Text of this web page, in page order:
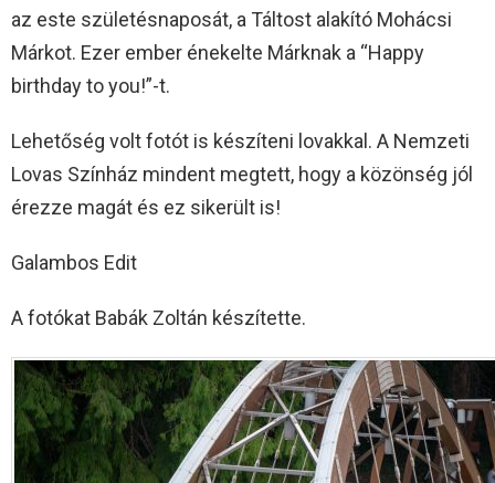
az este születésnaposát, a Táltost alakító Mohácsi
Márkot. Ezer ember énekelte Márknak a “Happy
birthday to you!”-t.
Lehetőség volt fotót is készíteni lovakkal. A Nemzeti
Lovas Színház mindent megtett, hogy a közönség jól
érezze magát és ez sikerült is!
Galambos Edit
A fotókat Babák Zoltán készítette.